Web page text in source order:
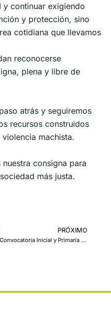
y continuar exigiendo
y protección, sino
cotidiana que llevamos
reconocerse
plena y libre de
atrás y seguiremos
recursos construidos
machista.
consigna para
más justa.
PRÓXIMO
Convocatoria Inicial y Primaria LOM 2027: Consideraciones generales